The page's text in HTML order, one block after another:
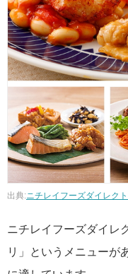
出典:ニチレイフーズダイレク
ニチレイフーズダイレ
リ」というメニューが